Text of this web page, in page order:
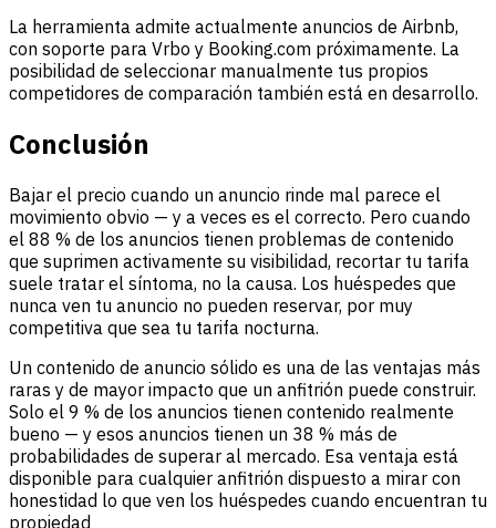
La herramienta admite actualmente anuncios de Airbnb,
con soporte para Vrbo y Booking.com próximamente. La
posibilidad de seleccionar manualmente tus propios
competidores de comparación también está en desarrollo.
Conclusión
Bajar el precio cuando un anuncio rinde mal parece el
movimiento obvio — y a veces es el correcto. Pero cuando
el 88 % de los anuncios tienen problemas de contenido
que suprimen activamente su visibilidad, recortar tu tarifa
suele tratar el síntoma, no la causa. Los huéspedes que
nunca ven tu anuncio no pueden reservar, por muy
competitiva que sea tu tarifa nocturna.
Un contenido de anuncio sólido es una de las ventajas más
raras y de mayor impacto que un anfitrión puede construir.
Solo el 9 % de los anuncios tienen contenido realmente
bueno — y esos anuncios tienen un 38 % más de
probabilidades de superar al mercado. Esa ventaja está
disponible para cualquier anfitrión dispuesto a mirar con
honestidad lo que ven los huéspedes cuando encuentran tu
propiedad